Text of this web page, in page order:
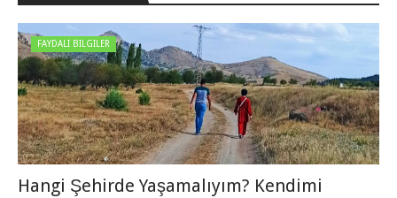
FAYDALI BILGILER
Hangi Şehirde Yaşamalıyım? Kendimi